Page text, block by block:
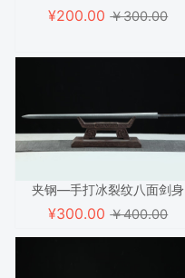
¥200.00￥300.00
夹钢—手打冰裂纹八面剑身
¥300.00￥400.00